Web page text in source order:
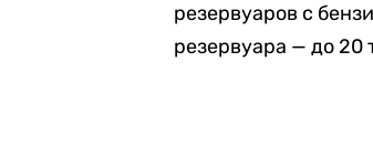
резервуаров с
резервуара — до 20